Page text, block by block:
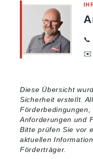
📞
Diese Übersicht
Sicherheit erstellt.
Anforderungen und
Bitte prüfen Sie vor
aktuellen
Förderträger.